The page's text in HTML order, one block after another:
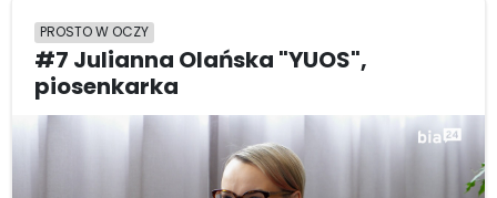
PROSTO W OCZY
#7 Julianna Olańska "YUOS",
piosenkarka